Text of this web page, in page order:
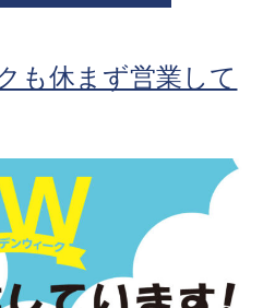
も休まず営業して